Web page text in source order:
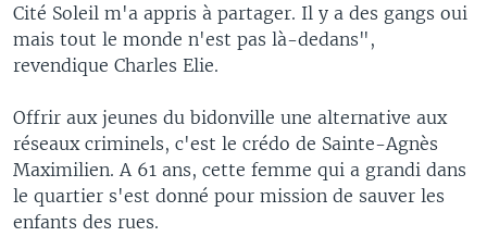
Cité Soleil m'a appris à partager. Il y a des gangs oui
mais tout le monde n'est pas là-dedans",
revendique Charles Elie.
Offrir aux jeunes du bidonville une alternative aux
réseaux criminels, c'est le crédo de Sainte-Agnès
Maximilien. A 61 ans, cette femme qui a grandi dans
le quartier s'est donné pour mission de sauver les
enfants des rues.